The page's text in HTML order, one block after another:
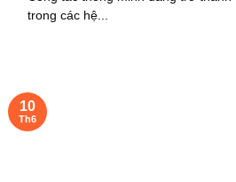
trong các hệ...
10
Th6